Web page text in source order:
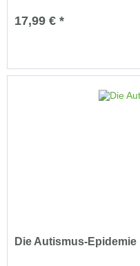
17,99 € *
Die Autismus-Epidemie